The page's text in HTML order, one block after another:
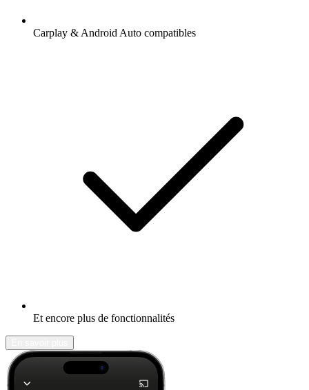
Carplay & Android Auto compatibles
Et encore plus de fonctionnalités